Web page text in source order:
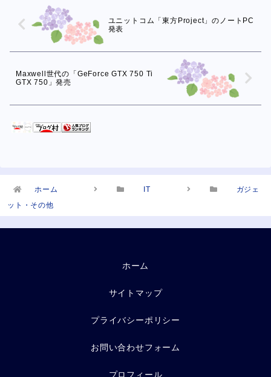
ユニットコム「東方Project」のノートPC
発表
Maxwell世代の「GeForce GTX 750 Ti
GTX 750」発売
ホーム IT
ガジェ
ット・その他
ホーム
サイトマップ
プライバシーポリシー
お問い合わせフォーム
プロフィール